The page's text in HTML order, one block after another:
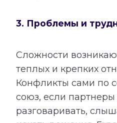
3. Проблемы и
Сложности
теплых и крепких
Конфликты сами по
союз, если партнеры
разговаривать,